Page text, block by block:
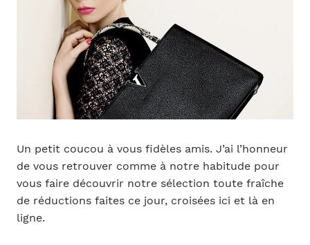
Un petit coucou à vous fidèles amis. J’ai l’honneur
de vous retrouver comme à notre habitude pour
vous faire découvrir notre sélection toute fraîche
de réductions faites ce jour, croisées ici et là en
ligne.